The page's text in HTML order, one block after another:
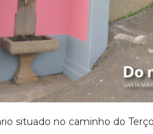
situado no caminho do